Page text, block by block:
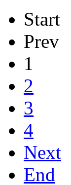
Start
Prev
1
2
3
4
Next
End